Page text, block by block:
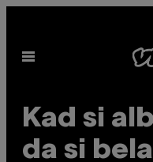
садржај
Otvori
Kad si
da si